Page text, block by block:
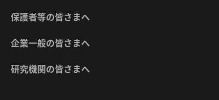
保護者等の皆さまへ
企業一般の皆さまへ
研究機関の皆さまへ